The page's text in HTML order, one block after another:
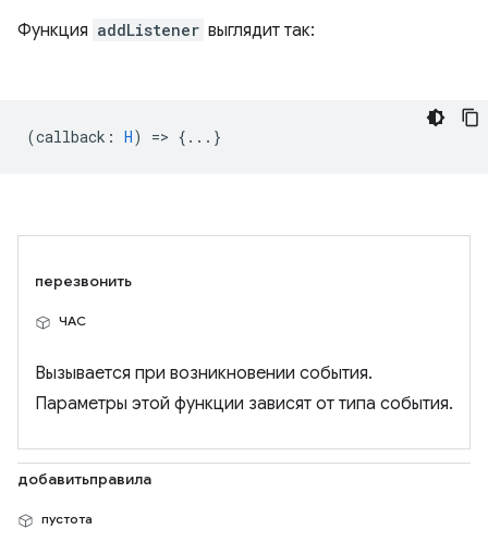
Функция addListener выглядит так:
(callback : H) => {...}
перезвонить
ЧАС
Вызывается при возникновении события.
Параметры этой функции зависят от типа события.
добавитьправила
пустота